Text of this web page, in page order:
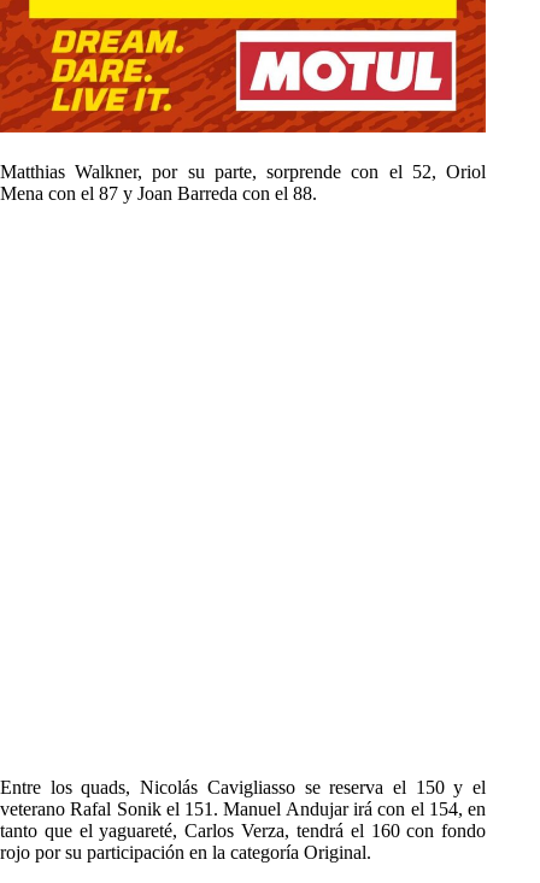
Matthias Walkner, por su parte, sorprende con el 52, Oriol
Mena con el 87 y Joan Barreda con el 88.
Entre los quads, Nicolás Cavigliasso se reserva el 150 y el
veterano Rafal Sonik el 151. Manuel Andujar irá con el 154, en
tanto que el yaguareté, Carlos Verza, tendrá el 160 con fondo
rojo por su participación en la categoría Original.